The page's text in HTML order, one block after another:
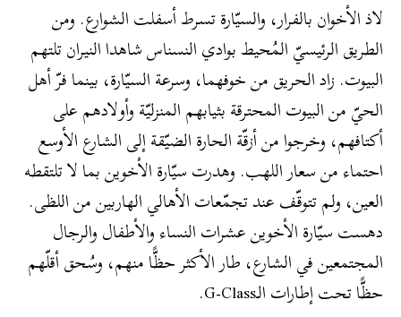
لاذ الأخوان بالفرار، والسيّارة تسرط أسفلت الشوارع. ومن
الطريق الرئيسيّ المُحيط بوادي النسناس شاهدا النيران تلتهم
البيوت. زاد الحريق من خوفهما، وسرعة السيّارة، بينما فرّ أهل
الحيّ من البيوت المحترقة بثيابهم المنزليّة وأولادهم على
أكتافهم، وخرجوا من أزقّة الحارة الضيّقة إلى الشارع الأوسع
احتماء من سعار اللهب. وهدرت سيّارة الأخوين بما لا تلتقطه
العين، ولم تتوقّف عند تجمّعات الأهالي الهاربين من اللظى.
دهست سيّارة الأخوين عشرات النساء والأطفال والرجال
المجتمعين في الشارع، طار الأكثر حظًّا منهم، وسُحق أقلّهم
حظًّا تحت إطارات الـG-Class.